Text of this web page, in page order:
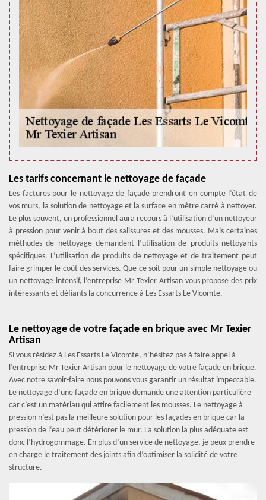
Les tarifs concernant le nettoyage de façade
Les factures pour le nettoyage de façade prendront en compte l’état de
vos murs, la solution de nettoyage et la surface en mètre carré à nettoyer.
Le plus souvent, un professionnel aura recours à l’utilisation d’un nettoyeur
à pression pour venir à bout des salissures et des mousses. Mais certaines
méthodes de nettoyage demandent l’utilisation de produits nettoyants
spécifiques. L’utilisation de produits de nettoyage et de traitement peut
faire grimper le coût des services. Que ce soit pour un simple nettoyage ou
un nettoyage intensif, l’entreprise Mr Texier Artisan vous propose des prix
intéressants et défiants la concurrence à Les Essarts Le Vicomte.
Le nettoyage de votre façade en brique avec Mr Texier
Artisan
Si vous résidez à Les Essarts Le Vicomte, n’hésitez pas à faire appel à
l’entreprise Mr Texier Artisan pour le nettoyage de votre façade en brique.
Avec notre savoir-faire nous pouvons vous garantir un résultat impeccable.
Le nettoyage d’une façade en brique demande une attention particulière
car c’est un matériau qui attire facilement les mousses. Le nettoyage à
pression n’est pas la meilleure solution pour les façades en brique car la
pression de l‘eau peut détériorer le mur. La solution la plus adéquate est
donc l’hydrogommage. En plus d’un service de nettoyage, je peux prendre
en charge le traitement des joints afin d’optimiser la solidité de votre
structure.